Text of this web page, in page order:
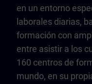
en un entorno
laborales diarias,
formación con
entre asistir a los
160 centros de
mundo, en su